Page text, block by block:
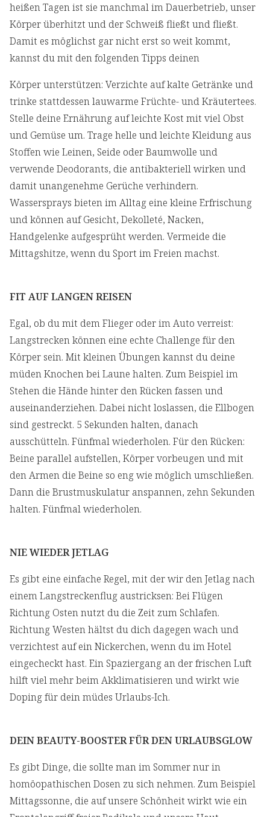
heißen Tagen ist sie manchmal im Dauerbetrieb, unser
Körper überhitzt und der Schweiß fließt und fließt.
Damit es möglichst gar nicht erst so weit kommt,
kannst du mit den folgenden Tipps deinen
Körper unterstützen: Verzichte auf kalte Getränke und
trinke stattdessen lauwarme Früchte- und Kräutertees.
Stelle deine Ernährung auf leichte Kost mit viel Obst
und Gemüse um. Trage helle und leichte Kleidung aus
Stoffen wie Leinen, Seide oder Baumwolle und
verwende Deodorants, die antibakteriell wirken und
damit unangenehme Gerüche verhindern.
Wassersprays bieten im Alltag eine kleine Erfrischung
und können auf Gesicht, Dekolleté, Nacken,
Handgelenke aufgesprüht werden. Vermeide die
Mittagshitze, wenn du Sport im Freien machst.
FIT AUF LANGEN REISEN
Egal, ob du mit dem Flieger oder im Auto verreist:
Langstrecken können eine echte Challenge für den
Körper sein. Mit kleinen Übungen kannst du deine
müden Knochen bei Laune halten. Zum Beispiel im
Stehen die Hände hinter den Rücken fassen und
auseinanderziehen. Dabei nicht loslassen, die Ellbogen
sind gestreckt. 5 Sekunden halten, danach
ausschütteln. Fünfmal wiederholen. Für den Rücken:
Beine parallel aufstellen, Körper vorbeugen und mit
den Armen die Beine so eng wie möglich umschließen.
Dann die Brustmuskulatur anspannen, zehn Sekunden
halten. Fünfmal wiederholen.
NIE WIEDER JETLAG
Es gibt eine einfache Regel, mit der wir den Jetlag nach
einem Langstreckenflug austricksen: Bei Flügen
Richtung Osten nutzt du die Zeit zum Schlafen.
Richtung Westen hältst du dich dagegen wach und
verzichtest auf ein Nickerchen, wenn du im Hotel
eingecheckt hast. Ein Spaziergang an der frischen Luft
hilft viel mehr beim Akklimatisieren und wirkt wie
Doping für dein müdes Urlaubs-Ich.
DEIN BEAUTY-BOOSTER FÜR DEN URLAUBSGLOW
Es gibt Dinge, die sollte man im Sommer nur in
homöopathischen Dosen zu sich nehmen. Zum Beispiel
Mittagssonne, die auf unsere Schönheit wirkt wie ein